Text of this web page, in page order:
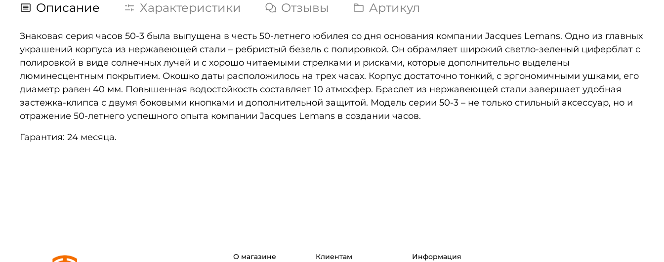
Описание Характеристики Отзывы Артикул
Знаковая серия часов 50-3 была выпущена в честь 50-летнего юбилея со дня основания компании Jacques Lemans. Одно из главных
украшений корпуса из нержавеющей стали – ребристый безель с полировкой. Он обрамляет широкий светло-зеленый циферблат с
полировкой в виде солнечных лучей и с хорошо читаемыми стрелками и рисками, которые дополнительно выделены
люминесцентным покрытием. Окошко даты расположилось на трех часах. Корпус достаточно тонкий, с эргономичными ушками, его
диаметр равен 40 мм. Повышенная водостойкость составляет 10 атмосфер. Браслет из нержавеющей стали завершает удобная
застежка-клипса с двумя боковыми кнопками и дополнительной защитой. Модель серии 50-3 – не только стильный аксессуар, но и
отражение 50-летнего успешного опыта компании Jacques Lemans в создании часов.
Гарантия: 24 месяца.
О магазине Клиентам Информация